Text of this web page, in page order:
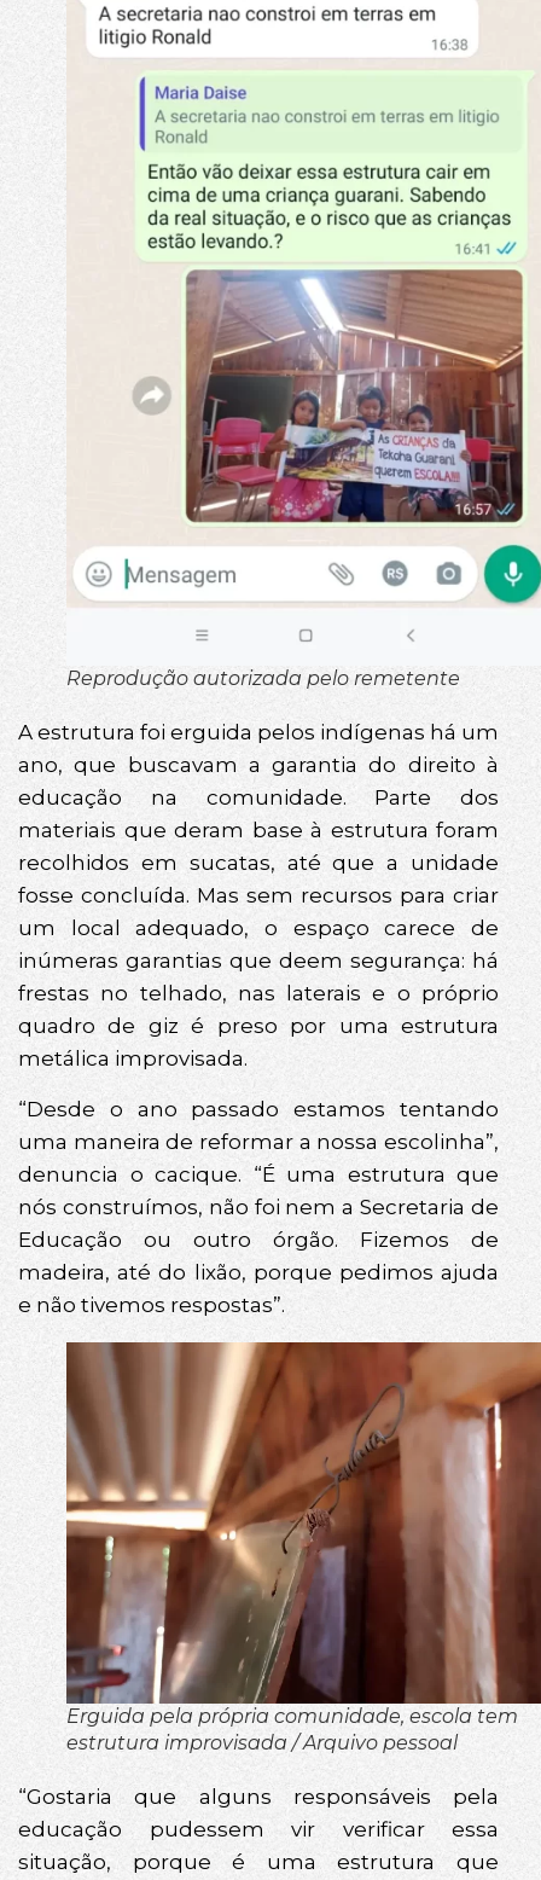
Reprodução autorizada pelo remetente
A estrutura foi erguida pelos indígenas há um
ano, que buscavam a garantia do direito à
educação na comunidade. Parte dos
materiais que deram base à estrutura foram
recolhidos em sucatas, até que a unidade
fosse concluída. Mas sem recursos para criar
um local adequado, o espaço carece de
inúmeras garantias que deem segurança: há
frestas no telhado, nas laterais e o próprio
quadro de giz é preso por uma estrutura
metálica improvisada.
“Desde o ano passado estamos tentando
uma maneira de reformar a nossa escolinha”,
denuncia o cacique. “É uma estrutura que
nós construímos, não foi nem a Secretaria de
Educação ou outro órgão. Fizemos de
madeira, até do lixão, porque pedimos ajuda
e não tivemos respostas”.
Erguida pela própria comunidade, escola tem
estrutura improvisada / Arquivo pessoal
“Gostaria que alguns responsáveis pela
educação pudessem vir verificar essa
situação, porque é uma estrutura que